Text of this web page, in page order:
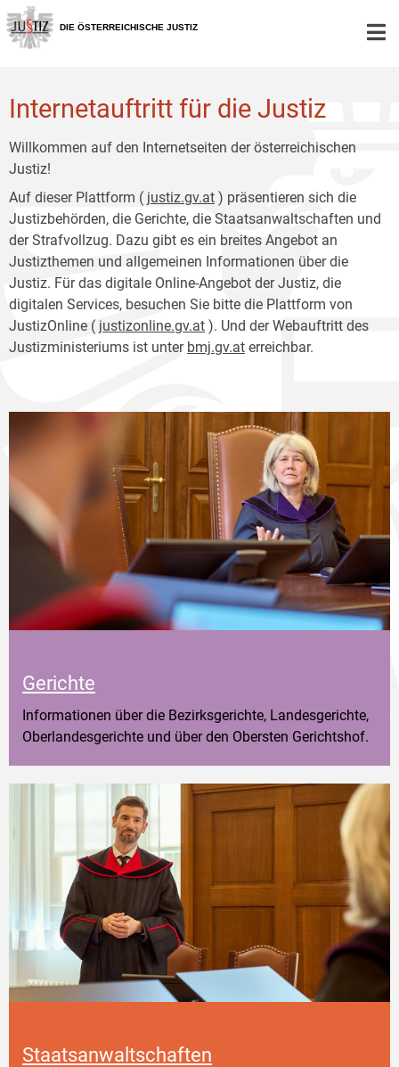
Zur
Hauptnavigation
[1]
Zum
Inhalt
[2]
DIE ÖSTERREICHISCHE JUSTIZ
Internetauftritt für die Justiz
Willkommen auf den Internetseiten der österreichischen
Justiz!
Auf dieser Plattform ( justiz.gv.at ) präsentieren sich die
Justizbehörden, die Gerichte, die Staatsanwaltschaften und
der Strafvollzug. Dazu gibt es ein breites Angebot an
Justizthemen und allgemeinen Informationen über die
Justiz. Für das digitale Online-Angebot der Justiz, die
digitalen Services, besuchen Sie bitte die Plattform von
JustizOnline ( justizonline.gv.at ). Und der Webauftritt des
Justizministeriums ist unter bmj.gv.at erreichbar.
Gerichte
Informationen über die Bezirksgerichte, Landesgerichte,
Oberlandesgerichte und über den Obersten Gerichtshof.
Staatsanwaltschaften